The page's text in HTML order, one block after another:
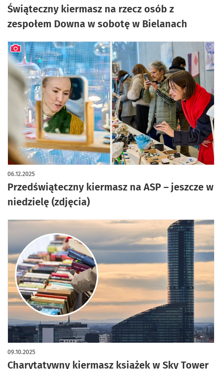
Świąteczny kiermasz na rzecz osób z
zespołem Downa w sobotę w Bielanach
Przedświąteczny kiermasz na ASP – jeszcze w
niedzielę (zdjęcia)
06.12.2025
artykuł z galerią zdjęć
Charytatywny kiermasz książek w Sky Tower
09.10.2025